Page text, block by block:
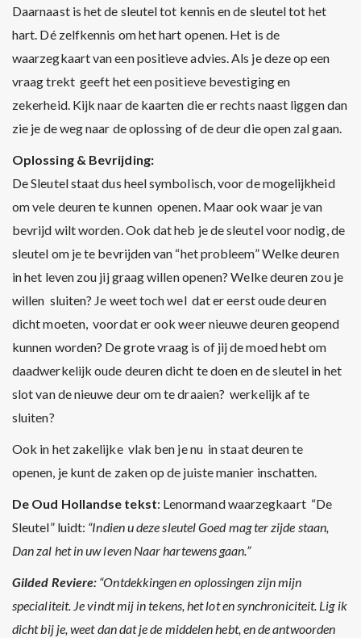
Daarnaast is het de sleutel tot kennis en de sleutel tot het
hart. Dé zelfkennis om het hart openen. Het is de
waarzegkaart van een positieve advies. Als je deze op een
vraag trekt geeft het een positieve bevestiging en
zekerheid. Kijk naar de kaarten die er rechts naast liggen dan
zie je de weg naar de oplossing of de deur die open zal gaan.
Oplossing & Bevrijding:
De Sleutel staat dus heel symbolisch, voor de mogelijkheid
om vele deuren te kunnen openen. Maar ook waar je van
bevrijd wilt worden. Ook dat heb je de sleutel voor nodig, de
sleutel om je te bevrijden van “het probleem” Welke deuren
in het leven zou jij graag willen openen? Welke deuren zou je
willen sluiten? Je weet toch wel dat er eerst oude deuren
dicht moeten, voordat er ook weer nieuwe deuren geopend
kunnen worden? De grote vraag is of jij de moed hebt om
daadwerkelijk oude deuren dicht te doen en de sleutel in het
slot van de nieuwe deur om te draaien? werkelijk af te
sluiten?
Ook in het zakelijke vlak ben je nu in staat deuren te
openen, je kunt de zaken op de juiste manier inschatten.
De Oud Hollandse tekst: Lenormand waarzegkaart “De
Sleutel” luidt: “Indien u deze sleutel Goed mag ter zijde staan,
Dan zal het in uw leven Naar hartewens gaan.”
Gilded Reviere: “Ontdekkingen en oplossingen zijn mijn
specialiteit. Je vindt mij in tekens, het lot en synchroniciteit. Lig ik
dicht bij je, weet dan dat je de middelen hebt, en de antwoorden